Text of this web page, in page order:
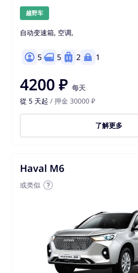
越野车
自动变速箱, 空调,
5 5 2 1
4200 ₽ 每天
從 5 天起 / 押金 30000 ₽
了解更多
Haval M6
或类似